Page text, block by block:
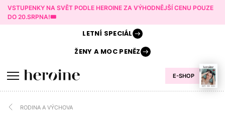
VSTUPENKY NA SVĚT PODLE HEROINE ZA VÝHODNĚJŠÍ CENU POUZE
DO 20.SRPNA!🎟️
E-SHOP
LETNÍ SPECIÁL
ŽENY AMOC PENĚZ
RODINA A VÝCHOVA